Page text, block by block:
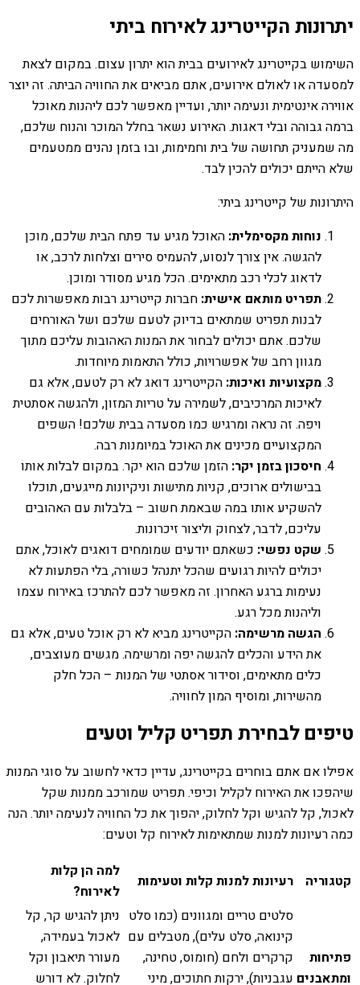
יתרונות הקייטרינג לאירוח ביתי
השימוש בקייטרינג לאירועים בבית הוא יתרון עצום. במקום לצאת
למסעדה או לאולם אירועים, אתם מביאים את החוויה הביתה. זה יוצר
אווירה אינטימית ונעימה יותר, ועדיין מאפשר לכם ליהנות מאוכל
ברמה גבוהה ובלי דאגות. האירוע נשאר בחלל המוכר והנוח שלכם,
מה שמעניק תחושה של בית וחמימות, ובו בזמן נהנים ממטעמים
שלא הייתם יכולים להכין לבד.
היתרונות של קייטרינג ביתי:
נוחות מקסימלית: האוכל מגיע עד פתח הבית שלכם, מוכן
להגשה. אין צורך לנסוע, להעמיס סירים וצלחות לרכב, או
לדאוג לכלי רכב מתאימים. הכל מגיע מסודר ומוכן.
תפריט מותאם אישית: חברות קייטרינג רבות מאפשרות לכם
לבנות תפריט שמתאים בדיוק לטעם שלכם ושל האורחים
שלכם. אתם יכולים לבחור את המנות האהובות עליכם מתוך
מגוון רחב של אפשרויות, כולל התאמות מיוחדות.
מקצועיות ואיכות: הקייטרינג דואג לא רק לטעם, אלא גם
לאיכות המרכיבים, לשמירה על טריות המזון, ולהגשה אסתטית
ויפה. זה נראה ומרגיש כמו מסעדה בבית שלכם! השפים
המקצועיים מכינים את האוכל במיומנות רבה.
חיסכון בזמן יקר: הזמן שלכם הוא יקר. במקום לבלות אותו
בבישולים ארוכים, קניות מתישות וניקיונות מייגעים, תוכלו
להשקיע אותו במה שבאמת חשוב – בלבלות עם האהובים
עליכם, לדבר, לצחוק וליצור זיכרונות.
שקט נפשי: כשאתם יודעים שמומחים דואגים לאוכל, אתם
יכולים להיות רגועים שהכל יתנהל כשורה, בלי הפתעות לא
נעימות ברגע האחרון. זה מאפשר לכם להתרכז באירוח עצמו
וליהנות מכל רגע.
הגשה מרשימה: הקייטרינג מביא לא רק אוכל טעים, אלא גם
את הידע והכלים להגשה יפה ומרשימה. מגשים מעוצבים,
כלים מתאימים, וסידור אסתטי של המנות – הכל חלק
מהשירות, ומוסיף המון לחוויה.
טיפים לבחירת תפריט קליל וטעים
אפילו אם אתם בוחרים בקייטרינג, עדיין כדאי לחשוב על סוגי המנות
שיהפכו את האירוח לקליל וכיפי. תפריט שמורכב ממנות שקל
לאכול, קל להגיש וקל לחלוק, יהפוך את כל החוויה לנעימה יותר. הנה
כמה רעיונות למנות שמתאימות לאירוח קל וטעים:
קטגוריה רעיונות למנות קלות וטעימות
למה הן קלות
לאירוח?
פתיחות
ומתאבנים
סלטים טריים ומגוונים (כמו סלט
קינואה, סלט עלים), מטבלים עם
קרקרים ולחם (חומוס, טחינה,
עגבניות), ירקות חתוכים, מיני
ניתן להגיש קר, קל
לאכול בעמידה,
מעורר תיאבון וקל
לחלוק. לא דורש